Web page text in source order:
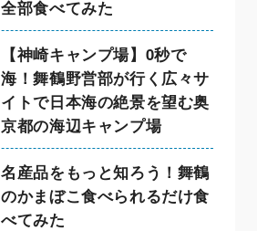
全部食べてみた
【神崎キャンプ場】0秒で
海！舞鶴野営部が行く広々サ
イトで日本海の絶景を望む奥
京都の海辺キャンプ場
名産品をもっと知ろう！舞鶴
のかまぼこ食べられるだけ食
べてみた